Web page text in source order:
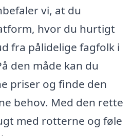
vi, at du
hvor du hurtigt
fra pålidelige fagfolk i
den måde kan du
priser og finde den
behov. Med den rette
med rotterne og føle